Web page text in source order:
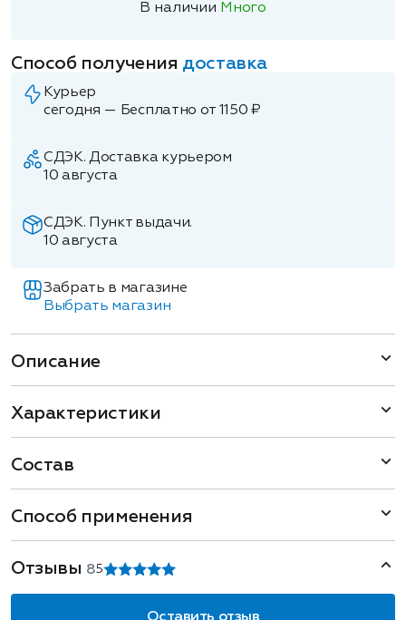
В наличии Много
Способ получения доставка
Курьер
сегодня — Бесплатно от 1150 ₽
СДЭК. Доставка курьером
10 августа
СДЭК. Пункт выдачи.
10 августа
Забрать в магазине
Выбрать магазин
Описание
Характеристики
Состав
Способ применения
Отзывы 85